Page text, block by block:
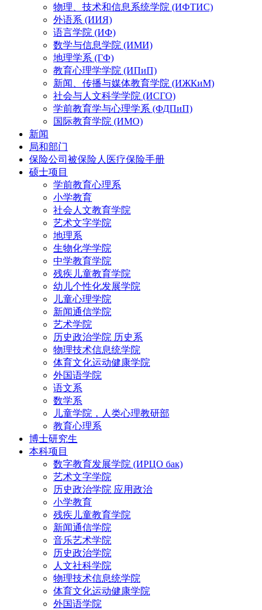
物理、技术和信息系统学院 (ИФТИС)
外语系 (ИИЯ)
语言学院 (ИФ)
数学与信息学院 (ИМИ)
地理学系 (ГФ)
教育心理学学院 (ИПиП)
新闻、传播与媒体教育学院 (ИЖКиМ)
社会与人文科学学院 (ИСГО)
学前教育学与心理学系 (ФДПиП)
国际教育学院 (ИМО)
新闻
局和部门
保险公司被保险人医疗保险手册
硕士项目
学前教育心理系
小学教育
社会人文教育学院
艺术文字学院
地理系
生物化学学院
中学教育学院
残疾儿童教育学院
幼儿个性化发展学院
儿童心理学院
新闻通信学院
艺术学院
历史政治学院 历史系
物理技术信息统学院
体育文化运动健康学院
外国语学院
语文系
数学系
儿童学院，人类心理教研部
教育心理系
博士研究生
本科项目
数字教育发展学院 (ИРЦО бак)
艺术文字学院
历史政治学院 应用政治
小学教育
残疾儿童教育学院
新闻通信学院
音乐艺术学院
历史政治学院
人文社科学院
物理技术信息统学院
体育文化运动健康学院
外国语学院